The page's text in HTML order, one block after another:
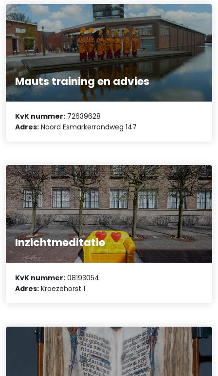
Mauts training en advies
KvK nummer: 72639628
Adres: Noord Esmarkerrondweg 147
Inzichtmeditatie
KvK nummer: 08193054
Adres: Kroezehorst 1